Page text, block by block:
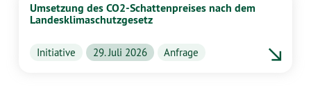
Umsetzung des CO2-Schattenpreises nach dem
Landesklimaschutzgesetz
Initiative 29. Juli 2026 Anfrage